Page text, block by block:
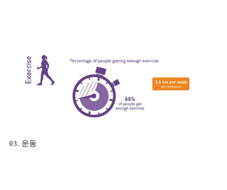
03. 운동